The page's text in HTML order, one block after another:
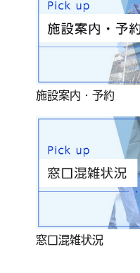
施設案内・予約
窓口混雑状況